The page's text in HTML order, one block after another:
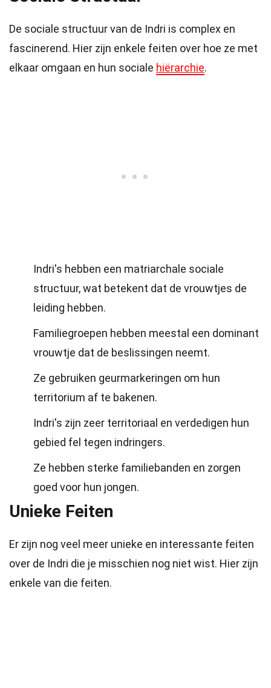
De sociale structuur van de Indri is complex en
fascinerend. Hier zijn enkele feiten over hoe ze met
elkaar omgaan en hun sociale hiërarchie.
Indri's hebben een matriarchale sociale
structuur, wat betekent dat de vrouwtjes de
leiding hebben.
Familiegroepen hebben meestal een dominant
vrouwtje dat de beslissingen neemt.
Ze gebruiken geurmarkeringen om hun
territorium af te bakenen.
Indri's zijn zeer territoriaal en verdedigen hun
gebied fel tegen indringers.
Ze hebben sterke familiebanden en zorgen
goed voor hun jongen.
Unieke Feiten
Er zijn nog veel meer unieke en interessante feiten
over de Indri die je misschien nog niet wist. Hier zijn
enkele van die feiten.